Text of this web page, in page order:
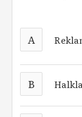
A
B